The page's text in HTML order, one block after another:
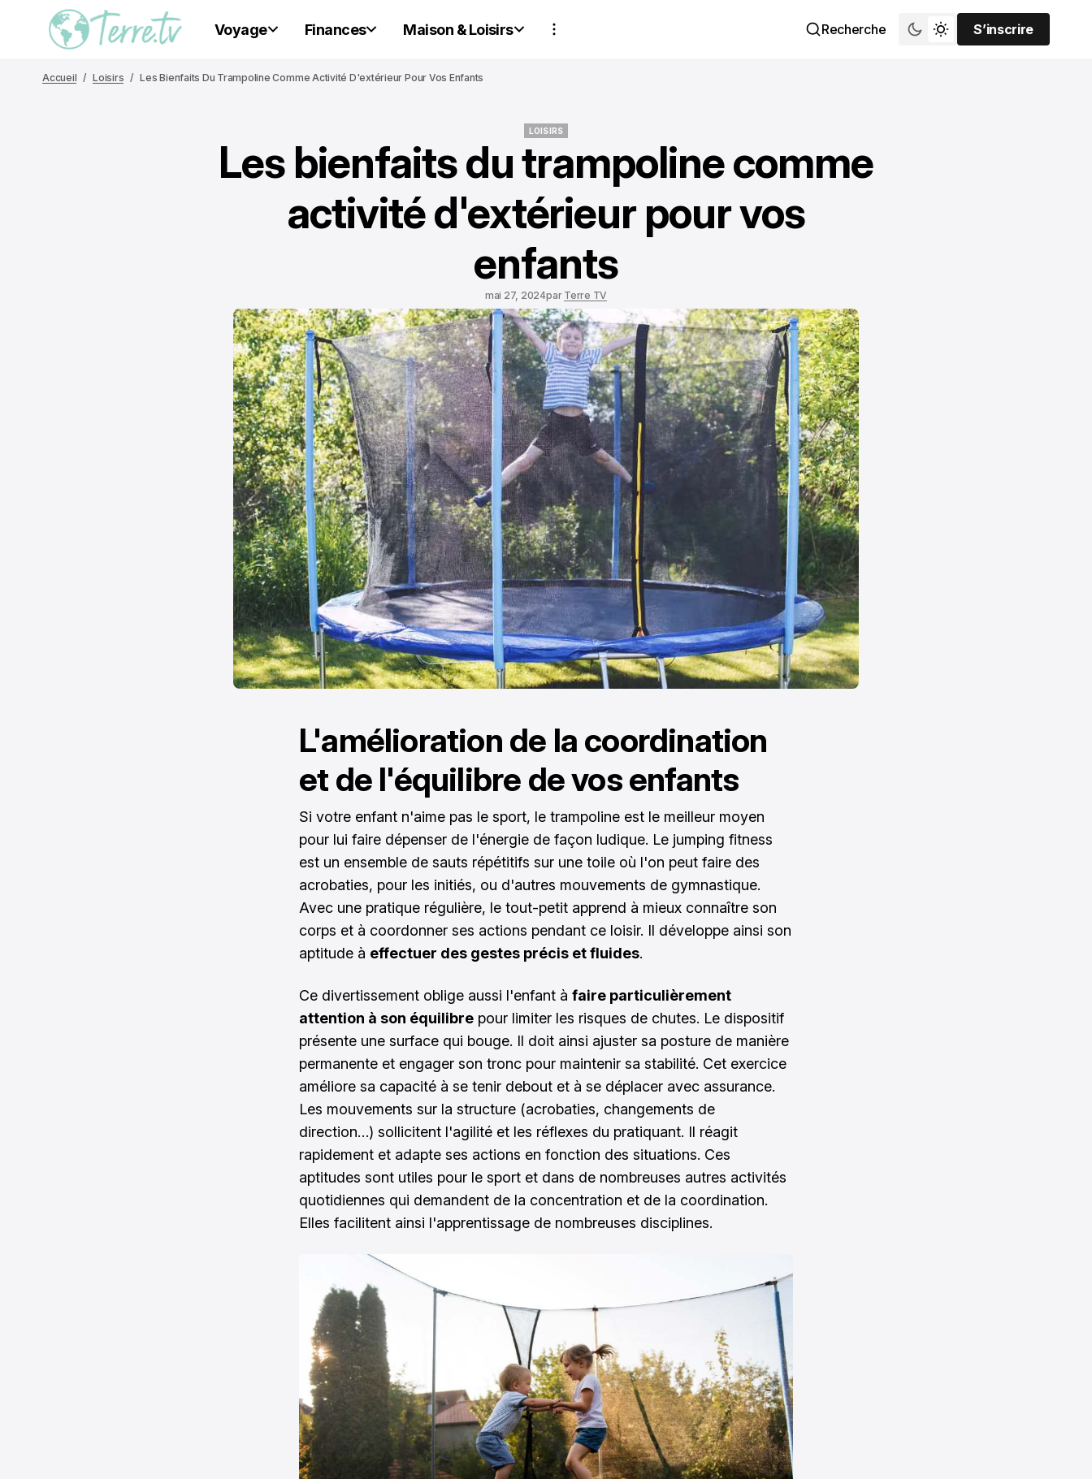
Voyage Finances Maison & Loisirs Recherche
S’inscrire
S’inscrire
Accueil Loisirs Les Bienfaits Du Trampoline Comme Activité D'extérieur Pour Vos Enfants
LOISIRS
Les bienfaits du trampoline comme
activité d'extérieur pour vos
enfants
mai 27, 2024par Terre TV
L'amélioration de la coordination
et de l'équilibre de vos enfants
Si votre enfant n'aime pas le sport, le trampoline est le meilleur moyen
pour lui faire dépenser de l'énergie de façon ludique. Le jumping fitness
est un ensemble de sauts répétitifs sur une toile où l'on peut faire des
acrobaties, pour les initiés, ou d'autres mouvements de gymnastique.
Avec une pratique régulière, le tout-petit apprend à mieux connaître son
corps et à coordonner ses actions pendant ce loisir. Il développe ainsi son
aptitude à effectuer des gestes précis et fluides.
Ce divertissement oblige aussi l'enfant à faire particulièrement
attention à son équilibre pour limiter les risques de chutes. Le dispositif
présente une surface qui bouge. Il doit ainsi ajuster sa posture de manière
permanente et engager son tronc pour maintenir sa stabilité. Cet exercice
améliore sa capacité à se tenir debout et à se déplacer avec assurance.
Les mouvements sur la structure (acrobaties, changements de
direction…) sollicitent l'agilité et les réflexes du pratiquant. Il réagit
rapidement et adapte ses actions en fonction des situations. Ces
aptitudes sont utiles pour le sport et dans de nombreuses autres activités
quotidiennes qui demandent de la concentration et de la coordination.
Elles facilitent ainsi l'apprentissage de nombreuses disciplines.